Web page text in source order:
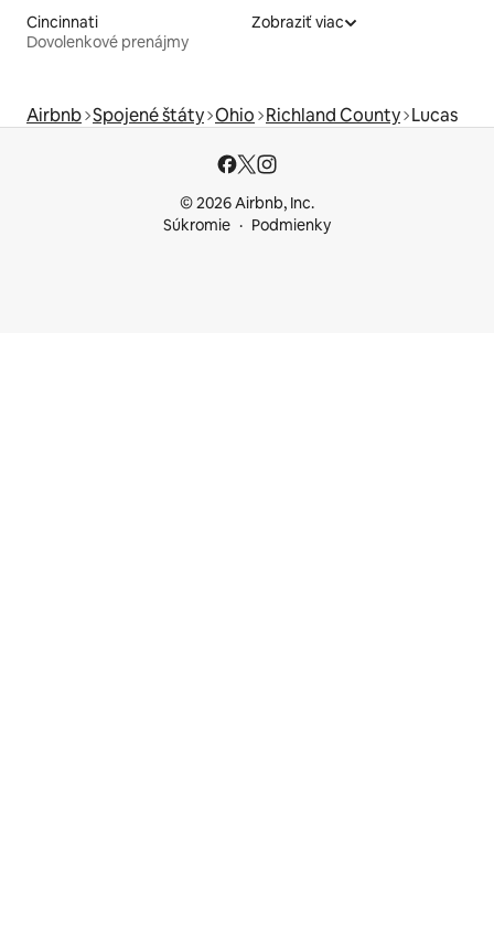
Cincinnati
Dovolenkové prenájmy
Zobraziť viac
Airbnb Spojené štáty Ohio Richland County Lucas
© 2026 Airbnb, Inc.
Súkromie
Podmienky